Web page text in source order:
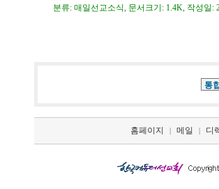
분류: 매일선교소식, 문서크기: 1.4K, 작성일:
홈페이지 | 메일 | 디